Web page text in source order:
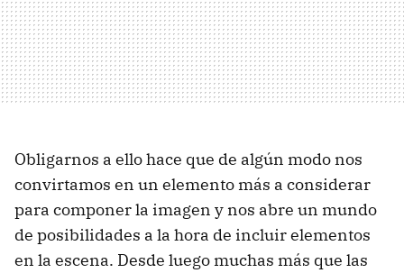
Obligarnos a ello hace que de algún modo nos
convirtamos en un elemento más a considerar
para componer la imagen y nos abre un mundo
de posibilidades a la hora de incluir elementos
en la escena. Desde luego muchas más que las